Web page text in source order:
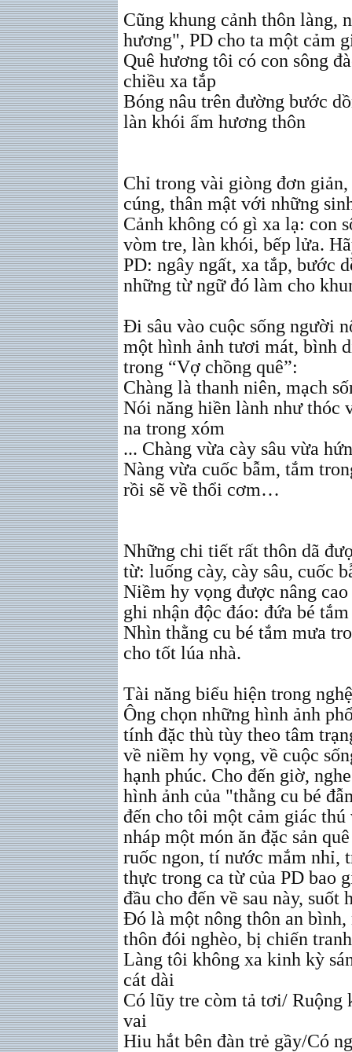
Cũng khung cảnh thôn làng,
hương", PD cho ta một cảm
Quê hương tôi có con sông
chiều xa tắp
Bóng nâu trên đường bước
làn khói ấm hương thôn
Chỉ trong vài giòng đơn
cúng, thân mật với những
Cảnh không có gì xa lạ: con
vòm tre, làn khói, bếp lửa.
PD: ngây ngất, xa tắp, bước
những từ ngữ đó làm cho
Đi sâu vào cuộc sống người
một hình ảnh tươi mát, bình
trong “Vợ chồng quê”:
Chàng là thanh niên, mạch
Nói năng hiền lành như thóc
na trong xóm
... Chàng vừa cày sâu vừa
Nàng vừa cuốc bẫm, tắm
rồi sẽ về thổi cơm…
Những chi tiết rất thôn dã
từ: luống cày, cày sâu, cuốc
Niềm hy vọng được nâng
ghi nhận độc đáo: đứa bé
Nhìn thằng cu bé tắm mưa
cho tốt lúa nhà.
Tài năng biểu hiện trong
Ông chọn những hình ảnh
tính đặc thù tùy theo tâm
về niềm hy vọng, về cuộc
hạnh phúc. Cho đến giờ,
hình ảnh của "thằng cu bé
đến cho tôi một cảm giác
nháp một món ăn đặc sản
ruốc ngon, tí nước mắm nhỉ,
thực trong ca từ của PD bao
đầu cho đến về sau này, suốt
Đó là một nông thôn an bình,
thôn đói nghèo, bị chiến
Làng tôi không xa kinh kỳ
cát dài
Có lũy tre còm tả tơi/ Ruộng
vai
Hiu hắt bên đàn trẻ gầy/Có